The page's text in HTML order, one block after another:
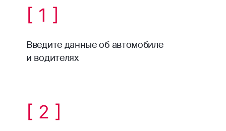
[ 1 ]
Введите данные об автомобиле
и водителях
[ 2 ]